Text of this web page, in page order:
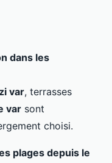
dans les
var, terrasses
var sont
choisi.
plages depuis le